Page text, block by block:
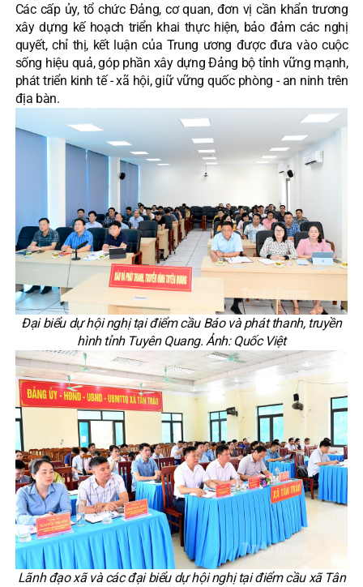
Các cấp ủy, tổ chức Đảng, cơ quan, đơn vị cần khẩn trương
xây dựng kế hoạch triển khai thực hiện, bảo đảm các nghị
quyết, chỉ thị, kết luận của Trung ương được đưa vào cuộc
sống hiệu quả, góp phần xây dựng Đảng bộ tỉnh vững mạnh,
phát triển kinh tế - xã hội, giữ vững quốc phòng - an ninh trên
địa bàn.
Đại biểu dự hội nghị tại điểm cầu Báo và phát thanh, truyền
hình tỉnh Tuyên Quang. Ảnh: Quốc Việt
Lãnh đạo xã và các đại biểu dự hội nghị tại điểm cầu xã Tân